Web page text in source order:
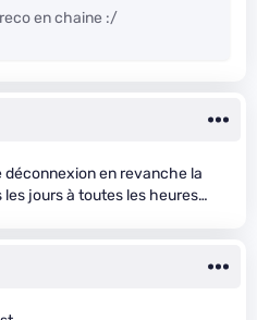
en chaine :/
déconnexion en revanche la
les jours à toutes les heures…